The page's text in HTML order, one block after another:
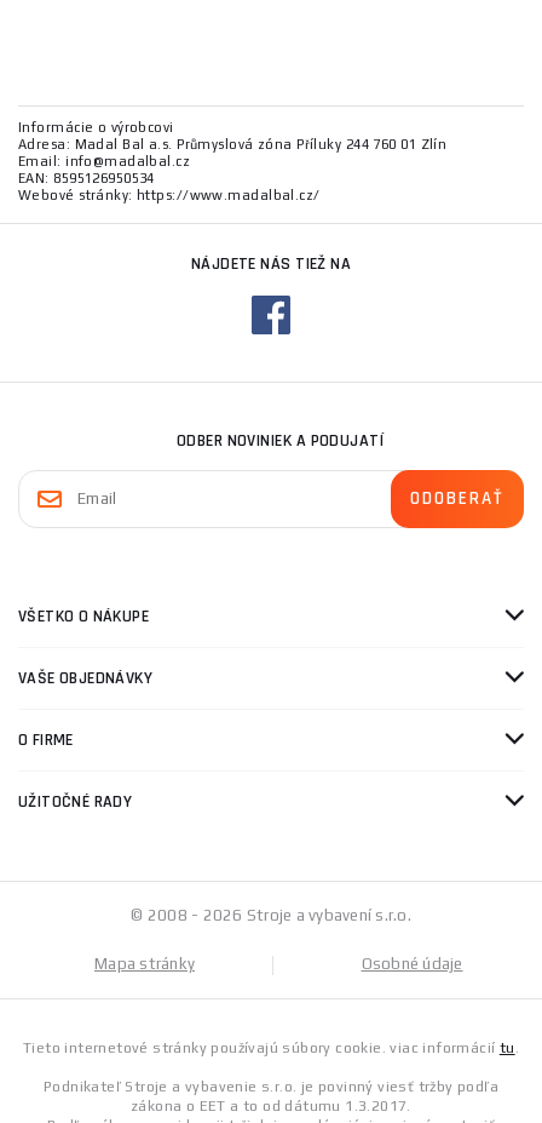
Informácie o výrobcovi
Adresa: Madal Bal a.s. Průmyslová zóna Příluky 244 760 01 Zlín
Email: info@madalbal.cz
EAN: 8595126950534
Webové stránky: https://www.madalbal.cz/
NÁJDETE NÁS TIEŽ NA
ODBER NOVINIEK A PODUJATÍ
VŠETKO O NÁKUPE
VAŠE OBJEDNÁVKY
O FIRME
UŽITOČNÉ RADY
© 2008 - 2026 Stroje a vybavení s.r.o.
Mapa stránky Osobné údaje
Tieto internetové stránky používajú súbory cookie. viac informácií tu .
Podnikateľ Stroje a vybavenie s.r.o. je povinný viesť tržby podľa
zákona o EET a to od dátumu 1.3.2017.